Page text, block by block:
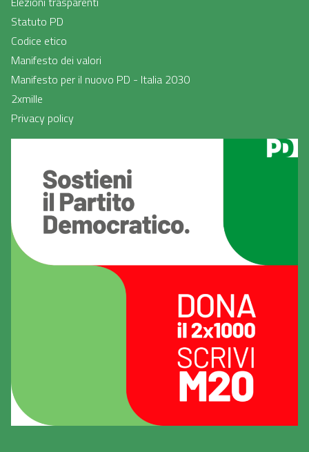
Statuto PD
Codice etico
Manifesto dei valori
Manifesto per il nuovo PD - Italia 2030
2xmille
Privacy policy